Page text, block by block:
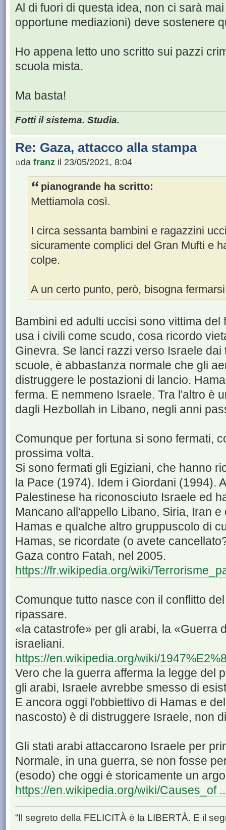
Al di fuori di questa idea, non ci sarà
opportune mediazioni) deve sostenere
Ho appena letto uno scritto sui pazzi
scuola mista.
Ma basta!
Fotti il sistema. Studia.
Re: Gaza, attacco alla stampa
da franz il 23/05/2021, 8:04
pianogrande ha scritto:
Mettiamola così.
I circa sessanta bambini e ragazzini
sicuramente complici del Gran Mufti e
colpe.
A un certo punto, però, bisogna
Bambini ed adulti uccisi sono vittima
usa i civili come scudo, cosa ricordo
Ginevra. Se lanci razzi verso Israele dai
scuole, è abbastanza normale che gli
distruggere le postazioni di lancio.
ferma. E nemmeno Israele. Tra l'altro è
dagli Hezbollah in Libano, negli anni
Comunque per fortuna si sono fermati,
prossima volta.
Si sono fermati gli Egiziani, che hanno
la Pace (1974). Idem i Giordani (1994).
Palestinese ha riconosciuto Israele ed
Mancano all'appello Libano, Siria, Iran
Hamas e qualche altro gruppuscolo di
Hamas, se ricordate (o avete
Gaza contro Fatah, nel 2005.
https://fr.wikipedia.org/wiki/
Comunque tutto nasce con il conflitto
ripassare.
«la catastrofe» per gli arabi, la «Guerra
israeliani.
https://en.wikipedia.org/wiki/
Vero che la guerra afferma la legge del
gli arabi, Israele avrebbe smesso di
E ancora oggi l'obbiettivo di Hamas e
nascosto) è di distruggere Israele, non
Gli stati arabi attaccarono Israele per
Normale, in una guerra, se non fosse
(esodo) che oggi è storicamente un
https://en.wikipedia.org/wiki/Causes_of
“Il segreto della FELICITÀ è la LIBERTÀ. E il